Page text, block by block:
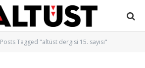
Posts Tagged "altüst dergisi 15. sayısı"